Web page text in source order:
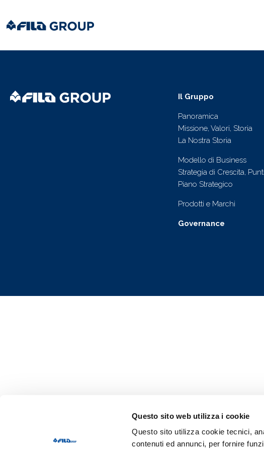
Questo sito web utilizza i cookie
Questo sito utilizza cookie tecnici,
contenuti ed annunci, per fornire
Il Gruppo
Panoramica
Missione, Valori, Storia
La Nostra Storia
Modello di Business
Strategia di Crescita,
Piano Strategico
Prodotti e Marchi
Governance